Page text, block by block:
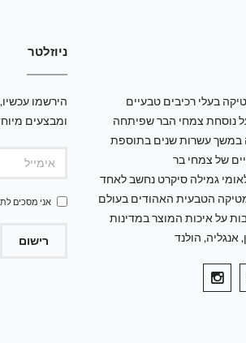
בעלי רכיבים טבעיים
נוסחת צמחי הבר שפיתחה
במשך עשרות שנים בתוספת
של צמחי בר
גמילה סיקרט נחשב לאחד
הטבעית האהודים בעולם
על איכות המוצר במדינות
אנגליה, הולנד
ניוזלטר
הירשמו
ומבצעים
אני מסכים ל
רישום